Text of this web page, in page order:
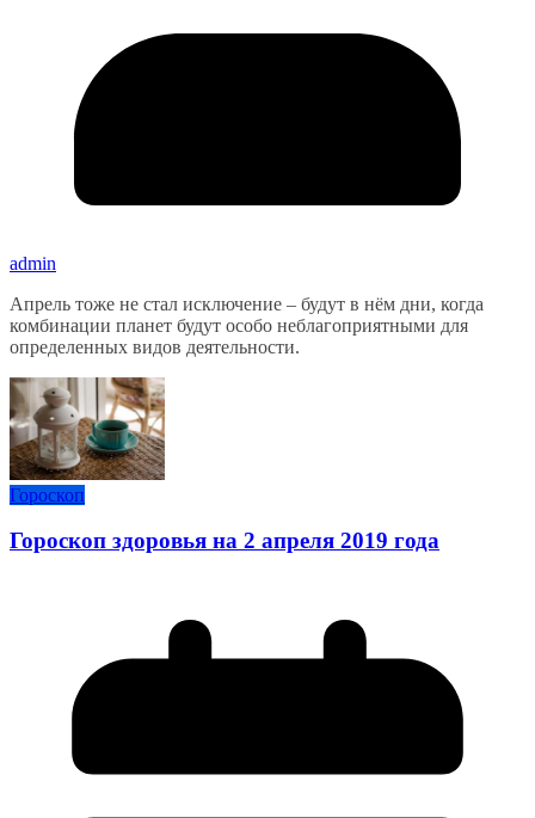
admin
Апрель тоже не стал исключение – будут в нём дни, когда
комбинации планет будут особо неблагоприятными для
определенных видов деятельности.
Гороскоп
Гороскоп здоровья на 2 апреля 2019 года